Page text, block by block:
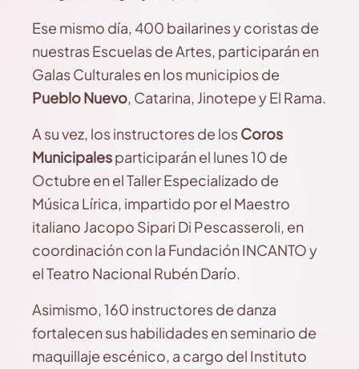
Ese mismo día, 400 bailarines y coristas de
nuestras Escuelas de Artes, participarán en
Galas Culturales en los municipios de
Pueblo Nuevo, Catarina, Jinotepe y El Rama.
A su vez, los instructores de losCoros
Municipalesparticiparán el lunes 10 de
Octubre en el Taller Especializado de
Música Lírica, impartido por el Maestro
italiano Jacopo Sipari Di Pescasseroli, en
coordinación con la Fundación INCANTO y
el Teatro Nacional Rubén Darío.
Asimismo, 160 instructores de danza
fortalecen sus habilidades en seminario de
maquillaje escénico, a cargo del Instituto